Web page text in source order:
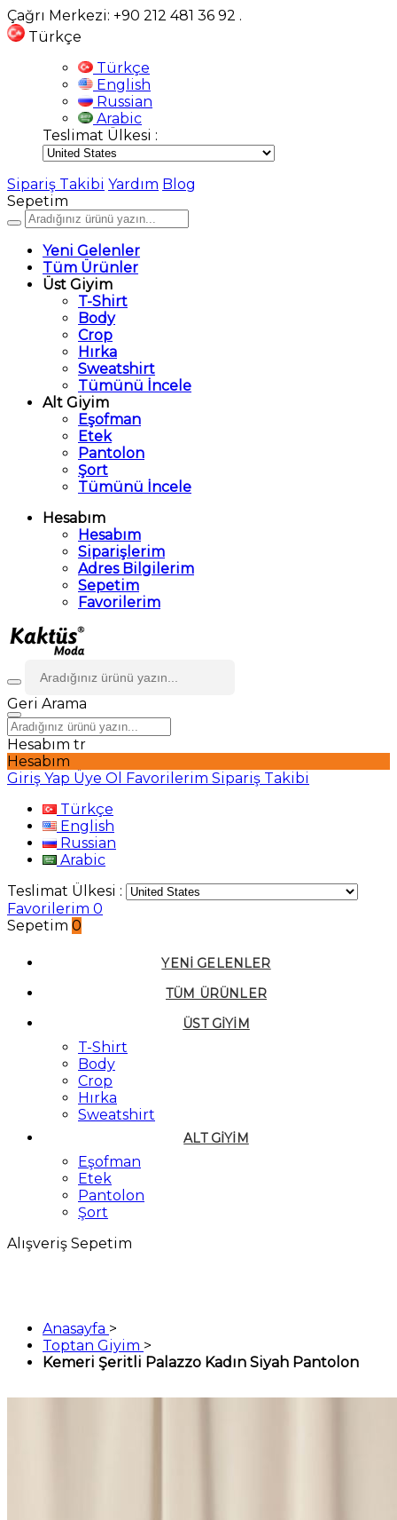
Çağrı Merkezi: +90 212 481 36 92 .
Türkçe
Türkçe
English
Russian
Arabic
Teslimat Ülkesi :
Sipariş Takibi Yardım Blog
Sepetim
Yeni Gelenler
Tüm Ürünler
Üst Giyim
T-Shirt
Body
Crop
Hırka
Sweatshirt
Tümünü İncele
Alt Giyim
Eşofman
Etek
Pantolon
Şort
Tümünü İncele
Hesabım
Hesabım
Siparişlerim
Adres Bilgilerim
Sepetim
Favorilerim
Geri Arama
Hesabım tr
Hesabım
Giriş Yap Üye Ol Favorilerim Sipariş Takibi
Türkçe
English
Russian
Arabic
Teslimat Ülkesi :
Favorilerim 0
Sepetim 0
YENI GELENLER
TÜM ÜRÜNLER
ÜST GIYIM
T-Shirt
Body
Crop
Hırka
Sweatshirt
ALT GIYIM
Eşofman
Etek
Pantolon
Şort
Alışveriş Sepetim
Anasayfa >
Toptan Giyim >
Kemeri Şeritli Palazzo Kadın Siyah Pantolon